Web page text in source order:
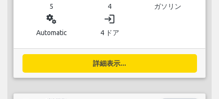
5 4 ガソリン
miscellaneous_services
Automatic
login
4 ドア
詳細表示...